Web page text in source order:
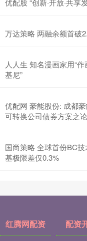
优配股 “创新·开放·共
万达策略 两融余额首破
人人生 知名漫画家用“
基尼”
优配网 豪能股份: 成都
可转换公司债券方案之
国尚策略 全球首份BC
基极限差仅0.3%
红腾网配资 配资